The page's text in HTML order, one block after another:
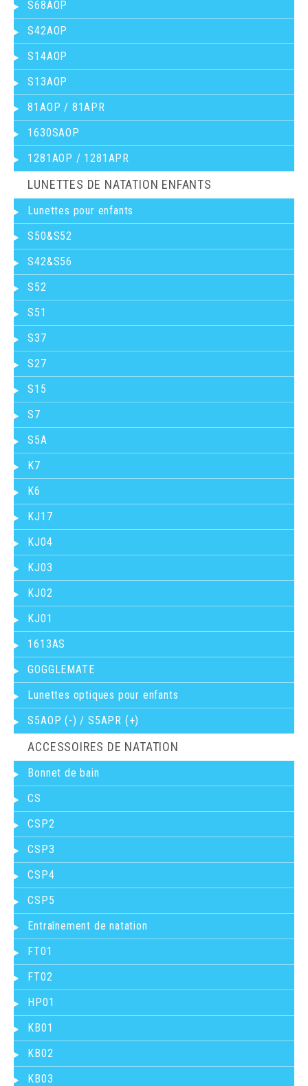
S68AOP
S42AOP
S14AOP
S13AOP
81AOP / 81APR
1630SAOP
1281AOP / 1281APR
LUNETTES DE NATATION ENFANTS
Lunettes pour enfants
S50&S52
S42&S56
S52
S51
S37
S27
S15
S7
S5A
K7
K6
KJ17
KJ04
KJ03
KJ02
KJ01
1613AS
GOGGLEMATE
Lunettes optiques pour enfants
S5AOP (-) / S5APR (+)
ACCESSOIRES DE NATATION
Bonnet de bain
CS
CSP2
CSP3
CSP4
CSP5
Entraînement de natation
FT01
FT02
HP01
KB01
KB02
KB03